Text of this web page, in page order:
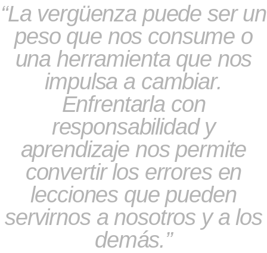
La vergüenza puede ser un
peso que nos consume o
una herramienta que nos
impulsa a cambiar.
Enfrentarla con
responsabilidad y
aprendizaje nos permite
convertir los errores en
lecciones que pueden
servirnos a nosotros y a los
demás.